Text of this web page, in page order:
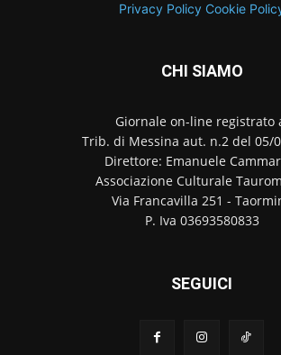
Privacy Policy Cookie
CHI SIAMO
Giornale on-line registrato
Trib. di Messina aut. n.2 del 05/
Direttore: Emanuele
Associazione Culturale
Via Francavilla 251 -
P. Iva 03693580833
SEGUICI